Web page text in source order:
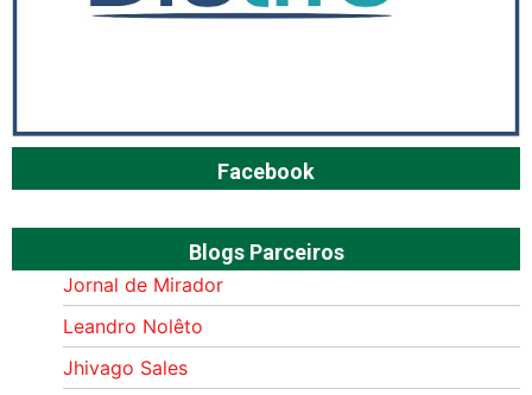
Facebook
Blogs Parceiros
Jornal de Mirador
Leandro Nolêto
Jhivago Sales